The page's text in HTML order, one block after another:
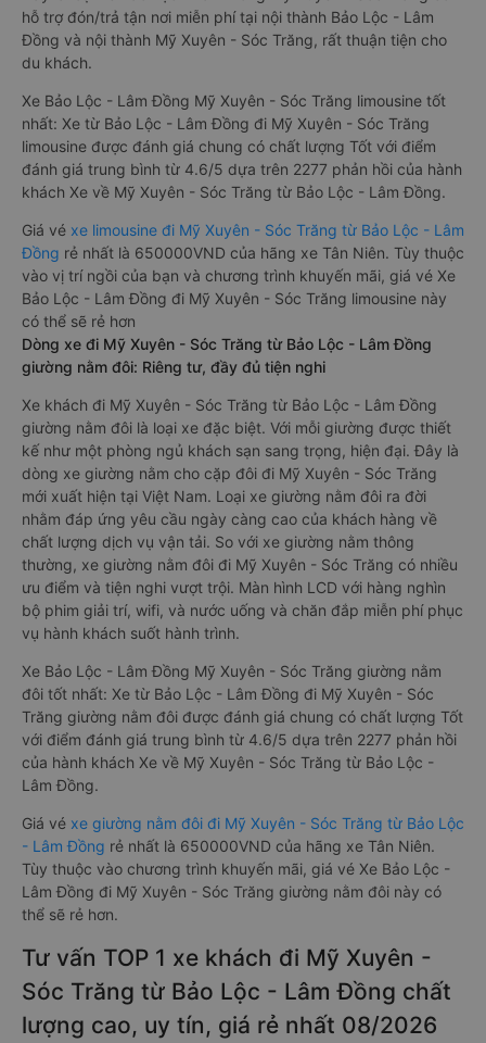
hỗ trợ đón/trả tận nơi miễn phí tại nội thành Bảo Lộc - Lâm
Đồng và nội thành Mỹ Xuyên - Sóc Trăng, rất thuận tiện cho
du khách.
Xe Bảo Lộc - Lâm Đồng Mỹ Xuyên - Sóc Trăng limousine tốt
nhất: Xe từ Bảo Lộc - Lâm Đồng đi Mỹ Xuyên - Sóc Trăng
limousine được đánh giá chung có chất lượng Tốt với điểm
đánh giá trung bình từ 4.6/5 dựa trên 2277 phản hồi của hành
khách Xe về Mỹ Xuyên - Sóc Trăng từ Bảo Lộc - Lâm Đồng.
Giá vé xe limousine đi Mỹ Xuyên - Sóc Trăng từ Bảo Lộc - Lâm
Đồng rẻ nhất là 650000VND của hãng xe Tân Niên. Tùy thuộc
vào vị trí ngồi của bạn và chương trình khuyến mãi, giá vé Xe
Bảo Lộc - Lâm Đồng đi Mỹ Xuyên - Sóc Trăng limousine này
có thể sẽ rẻ hơn
Dòng xe đi Mỹ Xuyên - Sóc Trăng từ Bảo Lộc - Lâm Đồng
giường nằm đôi: Riêng tư, đầy đủ tiện nghi
Xe khách đi Mỹ Xuyên - Sóc Trăng từ Bảo Lộc - Lâm Đồng
giường nằm đôi là loại xe đặc biệt. Với mỗi giường được thiết
kế như một phòng ngủ khách sạn sang trọng, hiện đại. Đây là
dòng xe giường nằm cho cặp đôi đi Mỹ Xuyên - Sóc Trăng
mới xuất hiện tại Việt Nam. Loại xe giường nằm đôi ra đời
nhằm đáp ứng yêu cầu ngày càng cao của khách hàng về
chất lượng dịch vụ vận tải. So với xe giường nằm thông
thường, xe giường nằm đôi đi Mỹ Xuyên - Sóc Trăng có nhiều
ưu điểm và tiện nghi vượt trội. Màn hình LCD với hàng nghìn
bộ phim giải trí, wifi, và nước uống và chăn đắp miễn phí phục
vụ hành khách suốt hành trình.
Xe Bảo Lộc - Lâm Đồng Mỹ Xuyên - Sóc Trăng giường nằm
đôi tốt nhất: Xe từ Bảo Lộc - Lâm Đồng đi Mỹ Xuyên - Sóc
Trăng giường nằm đôi được đánh giá chung có chất lượng Tốt
với điểm đánh giá trung bình từ 4.6/5 dựa trên 2277 phản hồi
của hành khách Xe về Mỹ Xuyên - Sóc Trăng từ Bảo Lộc -
Lâm Đồng.
Giá vé xe giường nằm đôi đi Mỹ Xuyên - Sóc Trăng từ Bảo Lộc
- Lâm Đồng rẻ nhất là 650000VND của hãng xe Tân Niên.
Tùy thuộc vào chương trình khuyến mãi, giá vé Xe Bảo Lộc -
Lâm Đồng đi Mỹ Xuyên - Sóc Trăng giường nằm đôi này có
thể sẽ rẻ hơn.
Tư vấn TOP 1 xe khách đi Mỹ Xuyên -
Sóc Trăng từ Bảo Lộc - Lâm Đồng chất
lượng cao, uy tín, giá rẻ nhất 08/2026